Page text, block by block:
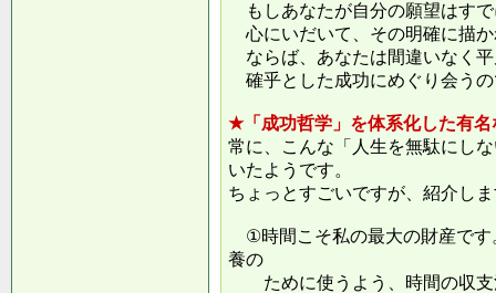
もしあなたが自分の願望はす
心にいだいて、その明確に描
ならば、あなたは間違いなく
確乎とした成功にめぐり会う
★「成功哲学」を体系化した有
常に、こんな「人生を無駄にし
いたようです。
ちょっとすごいですが、紹介し
①時間こそ私の最大の財産です
養の
ために使うよう、時間の収支